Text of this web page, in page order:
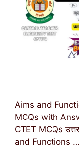
Aims and
MCQs with
CTET MCQs उत्तर
and Functions …